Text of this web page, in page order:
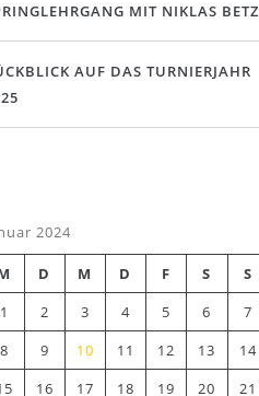
MIT NIKLAS BETZ
AUF DAS TURNIERJAHR
2024
D M D F S
S
1
2 3 4 5 6
7
8
9 10 11 12 13
14
16 17 18 19 20
21